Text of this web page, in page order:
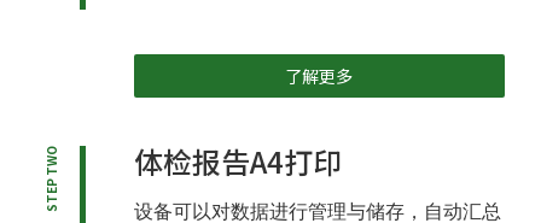
了解更多
STEP TWO 体检报告A4打印
设备可以对数据进行管理与储存，自动汇总